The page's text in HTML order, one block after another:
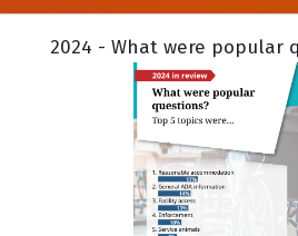
2024 - What were popular